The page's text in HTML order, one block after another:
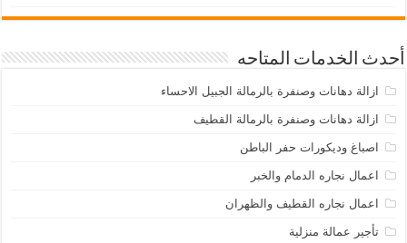
أحدث الخدمات المتاحه
ازالة دهانات وصنفرة بالرمالة الجبيل الاحساء
ازالة دهانات وصنفرة بالرمالة القطيف
اصباغ وديكورات حفر الباطن
اعمال نجاره الدمام والخبر
اعمال نجاره القطيف والظهران
تأجير عمالة منزلية